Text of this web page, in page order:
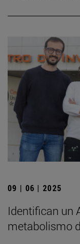
09 | 06 | 2025
Identifican un
metabolismo